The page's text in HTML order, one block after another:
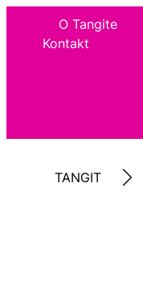
O Tangite
Kontakt
TANGIT